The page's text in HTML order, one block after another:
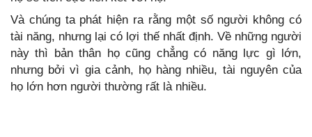
Và chúng ta phát hiện ra rằng một số người không có
tài năng, nhưng lại có lợi thế nhất định. Về những người
này thì bản thân họ cũng chẳng có năng lực gì lớn,
nhưng bởi vì gia cảnh, họ hàng nhiều, tài nguyên của
họ lớn hơn người thường rất là nhiều.